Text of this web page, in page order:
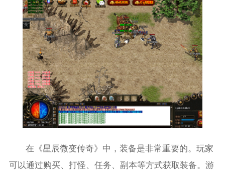
在《星辰微变传奇》中，装备是非常重要的。玩家
可以通过购买、打怪、任务、副本等方式获取装备。游